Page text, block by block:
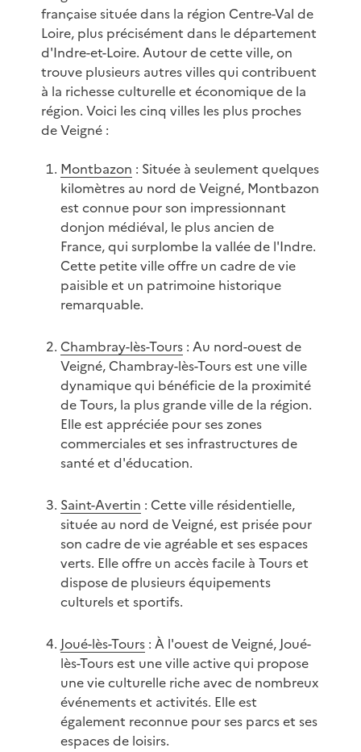
française située dans la région Centre-Val de
Loire, plus précisément dans le département
d'Indre-et-Loire. Autour de cette ville, on
trouve plusieurs autres villes qui contribuent
à la richesse culturelle et économique de la
région. Voici les cinq villes les plus proches
de Veigné :
Montbazon : Située à seulement quelques
kilomètres au nord de Veigné, Montbazon
est connue pour son impressionnant
donjon médiéval, le plus ancien de
France, qui surplombe la vallée de l'Indre.
Cette petite ville offre un cadre de vie
paisible et un patrimoine historique
remarquable.
Chambray-lès-Tours: Au nord-ouest de
Veigné, Chambray-lès-Tours est une ville
dynamique qui bénéficie de la proximité
de Tours, la plus grande ville de la région.
Elle est appréciée pour ses zones
commerciales et ses infrastructures de
santé et d'éducation.
Saint-Avertin : Cette ville résidentielle,
située au nord de Veigné, est prisée pour
son cadre de vie agréable et ses espaces
verts. Elle offre un accès facile à Tours et
dispose de plusieurs équipements
culturels et sportifs.
Joué-lès-Tours: À l'ouest de Veigné, Joué-
lès-Tours est une ville active qui propose
une vie culturelle riche avec de nombreux
événements et activités. Elle est
également reconnue pour ses parcs et ses
espaces de loisirs.